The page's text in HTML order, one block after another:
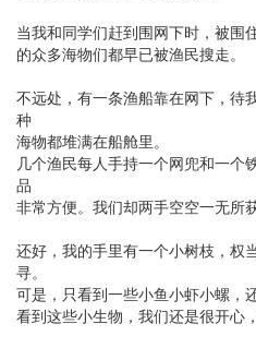
当我和同学们赶到围网下时，被围
的众多海物们都早已被渔民搜走。
不远处，有一条渔船靠在网下，待
种
海物都堆满在船舱里。
几个渔民每人手持一个网兜和一个
品
非常方便。我们却两手空空一无所获
还好，我的手里有一个小树枝，权
寻。
可是，只看到一些小鱼小虾小螺，
看到这些小生物，我们还是很开心